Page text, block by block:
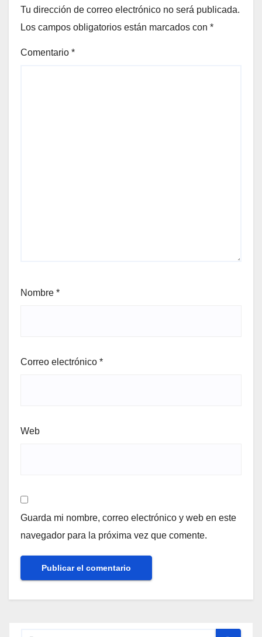
Tu dirección de correo electrónico no será publicada.
Los campos obligatorios están marcados con *
Comentario *
Nombre *
Correo electrónico *
Web
Guarda mi nombre, correo electrónico y web en este
navegador para la próxima vez que comente.